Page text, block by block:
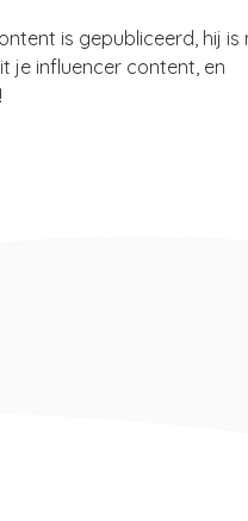
is gepubliceerd, hij is
je influencer content, en